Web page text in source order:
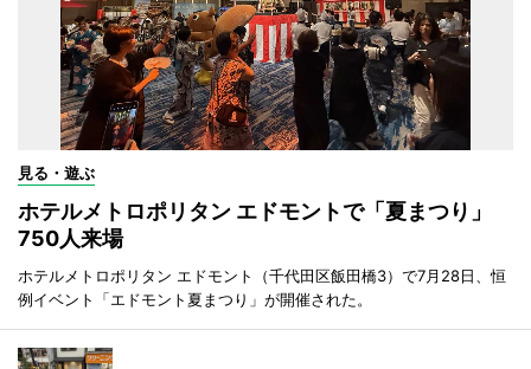
見る・遊ぶ
ホテルメトロポリタン エドモントで「夏まつり」
750人来場
ホテルメトロポリタン エドモント（千代田区飯田橋3）で7月28日、恒
例イベント「エドモント夏まつり」が開催された。